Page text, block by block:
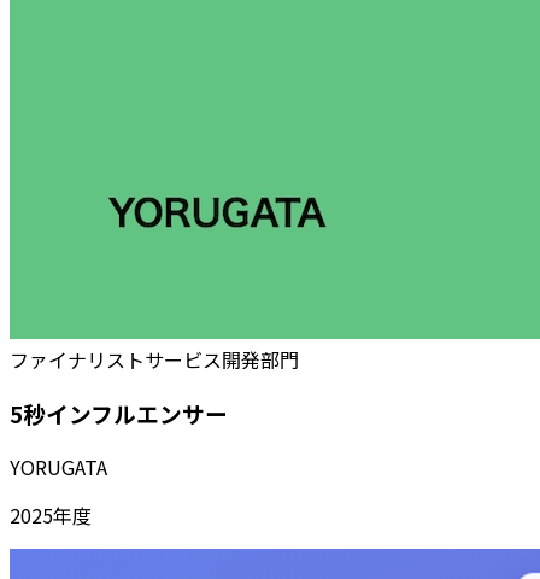
ファイナリストサービス開発部門
5秒インフルエンサー
YORUGATA
2025年度